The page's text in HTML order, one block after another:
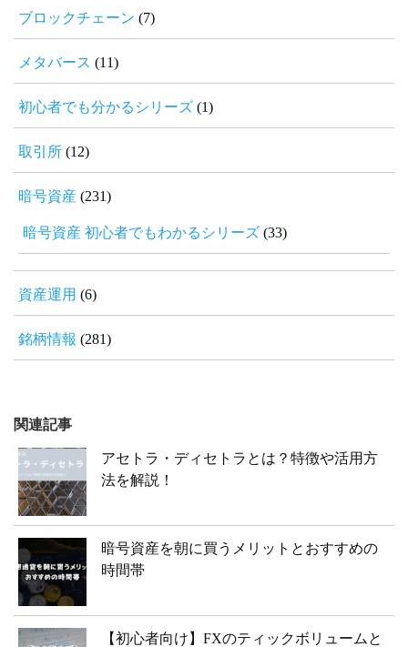
ブロックチェーン (7)
メタバース (11)
初心者でも分かるシリーズ (1)
取引所 (12)
暗号資産 (231)
暗号資産 初心者でもわかるシリーズ (33)
資産運用 (6)
銘柄情報 (281)
関連記事
アセトラ・ディセトラとは？特徴や活用方
法を解説！
暗号資産を朝に買うメリットとおすすめの
時間帯
【初心者向け】FXのティックボリュームと